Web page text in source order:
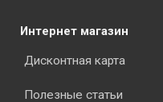
Интернет магазин
Дисконтная карта
Полезные статьи